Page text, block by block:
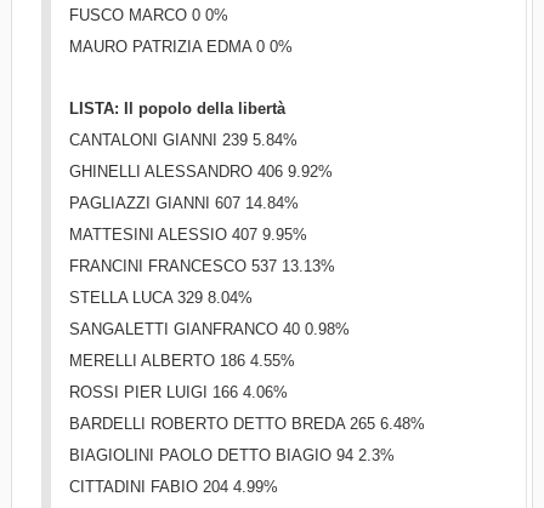
FUSCO MARCO 0 0%
MAURO PATRIZIA EDMA 0 0%
LISTA: Il popolo della libertà
CANTALONI GIANNI 239 5.84%
GHINELLI ALESSANDRO 406 9.92%
PAGLIAZZI GIANNI 607 14.84%
MATTESINI ALESSIO 407 9.95%
FRANCINI FRANCESCO 537 13.13%
STELLA LUCA 329 8.04%
SANGALETTI GIANFRANCO 40 0.98%
MERELLI ALBERTO 186 4.55%
ROSSI PIER LUIGI 166 4.06%
BARDELLI ROBERTO DETTO BREDA 265 6.48%
BIAGIOLINI PAOLO DETTO BIAGIO 94 2.3%
CITTADINI FABIO 204 4.99%